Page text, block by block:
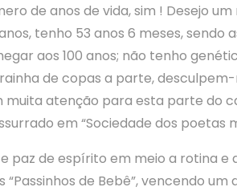
de anos de vida, sim ! Desejo
tenho 53 anos 6 meses, sendo
aos 100 anos; não tenho
de copas a parte,
atenção para esta parte do
em “Sociedade dos poetas
paz de espírito em meio a rotina
de Bebê”, vencendo um